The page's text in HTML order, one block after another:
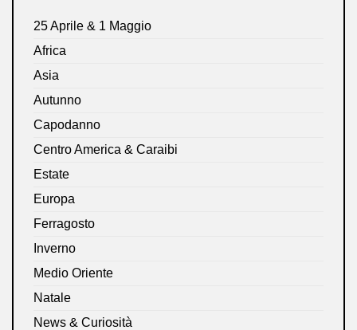
25 Aprile & 1 Maggio
Africa
Asia
Autunno
Capodanno
Centro America & Caraibi
Estate
Europa
Ferragosto
Inverno
Medio Oriente
Natale
News & Curiosità